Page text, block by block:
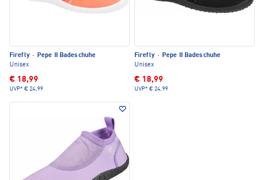
Firefly · Pepe II Badeschuhe
Unisex
€ 18,99
UVP* € 24,99
Firefly · Pepe II Badeschuhe
Unisex
€ 18,99
UVP* € 24,99